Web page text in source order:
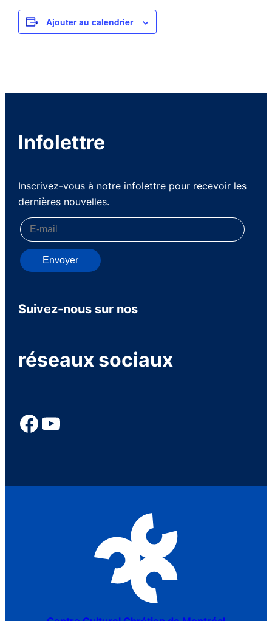
Ajouter au calendrier
Infolettre
Inscrivez-vous à notre infolettre pour recevoir les
dernières nouvelles.
Envoyer
Suivez-nous sur nos
réseaux sociaux